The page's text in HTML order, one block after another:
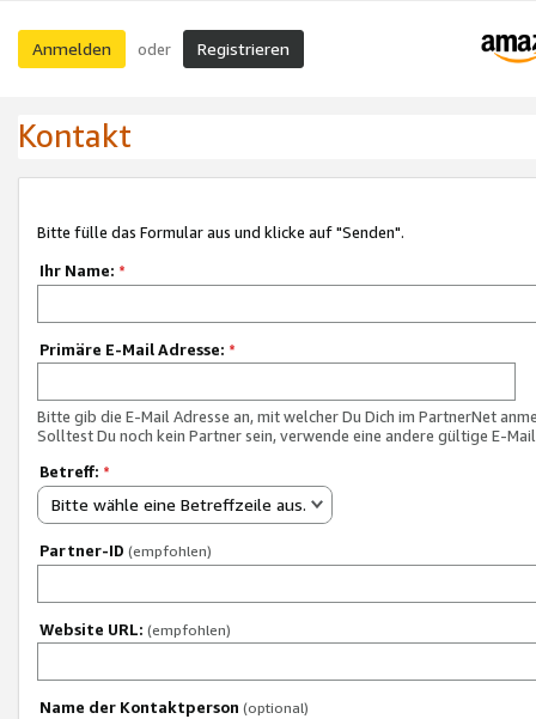
Anmelden oder Registrieren
Kontakt
Bitte fülle das Formular aus und klicke auf "Senden".
Ihr Name: *
Primäre E-Mail Adresse: *
Bitte gib die E-Mail Adresse an, mit welcher Du Dich im PartnerNet
Solltest Du noch kein Partner sein, verwende eine andere gültige E-
Betreff: *
Bitte wähle eine Betreffzeile aus.
Partner-ID (empfohlen)
Website URL: (empfohlen)
Name der Kontaktperson (optional)